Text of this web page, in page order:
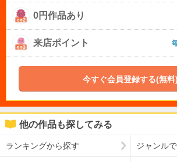
0円作品あり
来店ポイント
今すぐ会員登録する(無料)
他の作品も探してみる
ランキングから探す ジャンル